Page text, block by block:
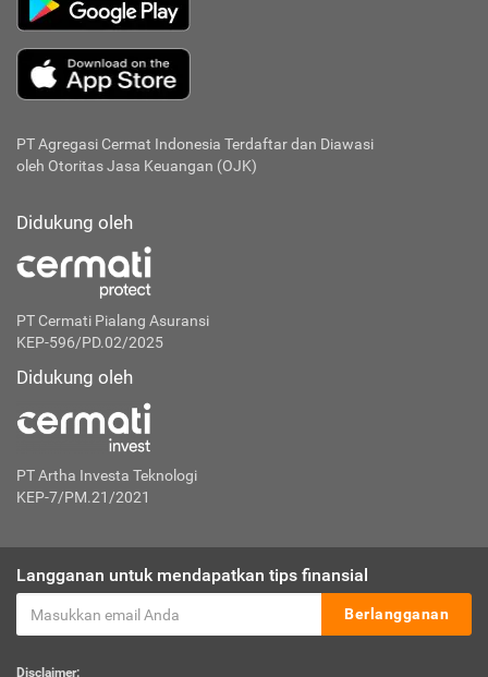
PT Agregasi Cermat Indonesia Terdaftar dan Diawasi
oleh Otoritas Jasa Keuangan (OJK)
Didukung oleh
PT Cermati Pialang Asuransi
KEP-596/PD.02/2025
Didukung oleh
PT Artha Investa Teknologi
KEP-7/PM.21/2021
Langganan untuk mendapatkan tips finansial
Berlangganan
Disclaimer: